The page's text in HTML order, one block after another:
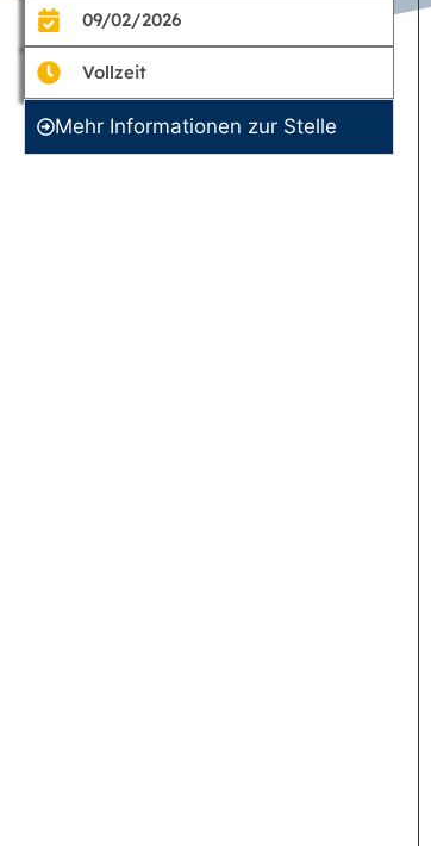
09/02/2026
Vollzeit
Mehr Informationen zur Stelle